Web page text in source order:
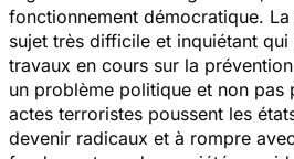
fonctionnement démocratique.
sujet très difficile et inquiétant
travaux en cours sur la
un problème politique et non pas
actes terroristes poussent les
devenir radicaux et à rompre